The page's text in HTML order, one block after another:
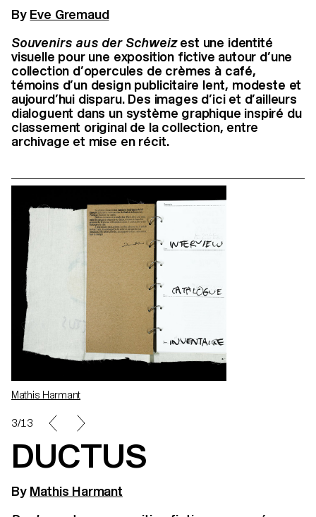
By Eve Gremaud
Souvenirs aus der Schweizest une identité
visuelle pour une exposition fictive autour d’une
collection d’opercules de crèmes à café,
témoins d’un design publicitaire lent, modeste et
aujourd’hui disparu. Des images d’ici et d’ailleurs
dialoguent dans un système graphique inspiré du
classement original de la collection, entre
archivage et mise en récit.
5/13
DUCTUS
By Mathis Harmant